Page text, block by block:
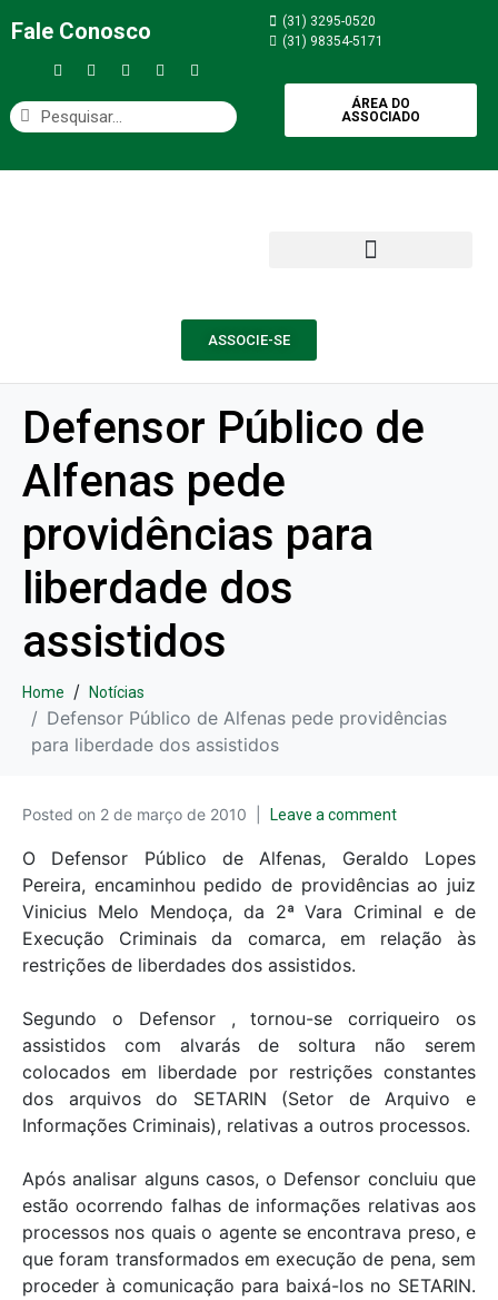
Fale Conosco
(31) 3295-0520
(31) 98354-5171
ÁREA DO
ASSOCIADO
ASSOCIE-SE
Defensor Público de
Alfenas pede
providências para
liberdade dos
assistidos
Home Notícias
Defensor Público de Alfenas pede providências
para liberdade dos assistidos
Posted on 2 de março de 2010 Leave a comment
O Defensor Público de Alfenas, Geraldo Lopes
Pereira, encaminhou pedido de providências ao juiz
Vinicius Melo Mendoça, da 2ª Vara Criminal e de
Execução Criminais da comarca, em relação às
restrições de liberdades dos assistidos.
Segundo o Defensor , tornou-se corriqueiro os
assistidos com alvarás de soltura não serem
colocados em liberdade por restrições constantes
dos arquivos do SETARIN (Setor de Arquivo e
Informações Criminais), relativas a outros processos.
Após analisar alguns casos, o Defensor concluiu que
estão ocorrendo falhas de informações relativas aos
processos nos quais o agente se encontrava preso, e
que foram transformados em execução de pena, sem
proceder à comunicação para baixá-los no SETARIN.